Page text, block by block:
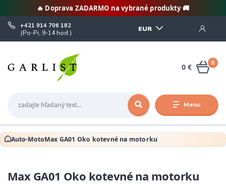
🔥 Doprava ZADARMO na vybrané produkty 🚚
Menu
EUR
+421 914 706 182
(Po-Pi, 9-14 hod.)
0
0 €
Auto-MotoMax GA01 Oko kotevné na motorku
Max GA01 Oko kotevné na motorku